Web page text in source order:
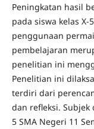
Peningkatan hasil
pada siswa kelas
penggunaan
pembelajaran
penelitian ini
Penelitian ini
terdiri dari
dan refleksi. Subjek
5 SMA Negeri 11